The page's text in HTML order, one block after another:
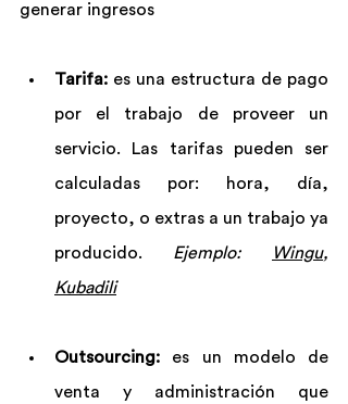
generar ingresos
Tarifa: es una estructura de pago
por el trabajo de proveer un
servicio. Las tarifas pueden ser
calculadas por: hora, día,
proyecto, o extras a un trabajo ya
producido. Ejemplo: Wingu
Kubadili
Outsourcing: es un modelo de
venta y administración que